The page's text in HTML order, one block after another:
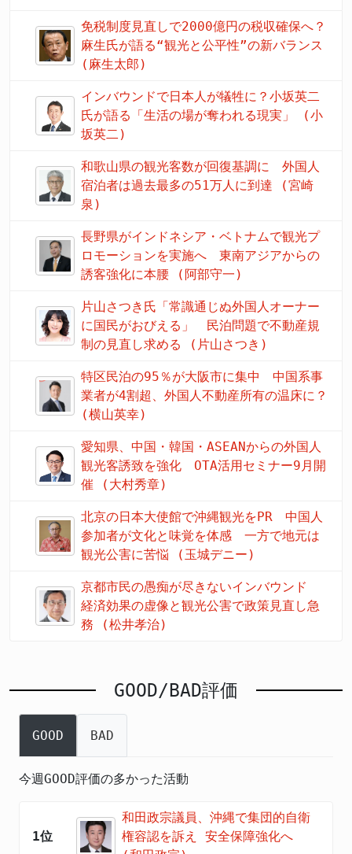
免税制度見直しで2000億円の税収確保へ？
麻生氏が語る“観光と公平性”の新バランス
(麻生太郎)
インバウンドで日本人が犠牲に？小坂英二
氏が語る「生活の場が奪われる現実」 (小
坂英二)
和歌山県の観光客数が回復基調に 外国人
宿泊者は過去最多の51万人に到達 (宮崎
泉)
長野県がインドネシア・ベトナムで観光プ
ロモーションを実施へ 東南アジアからの
誘客強化に本腰 (阿部守一)
片山さつき氏「常識通じぬ外国人オーナー
に国民がおびえる」 民泊問題で不動産規
制の見直し求める (片山さつき)
特区民泊の95％が大阪市に集中 中国系事
業者が4割超、外国人不動産所有の温床に？
(横山英幸)
愛知県、中国・韓国・ASEANからの外国人
観光客誘致を強化 OTA活用セミナー9月開
催 (大村秀章)
北京の日本大使館で沖縄観光をPR 中国人
参加者が文化と味覚を体感 一方で地元は
観光公害に苦悩 (玉城デニー)
京都市民の愚痴が尽きないインバウンド
経済効果の虚像と観光公害で政策見直し急
務 (松井孝治)
GOOD/BAD評価
GOOD BAD
今週GOOD評価の多かった活動
1位
和田政宗議員、沖縄で集団的自衛
権容認を訴え 安全保障強化へ